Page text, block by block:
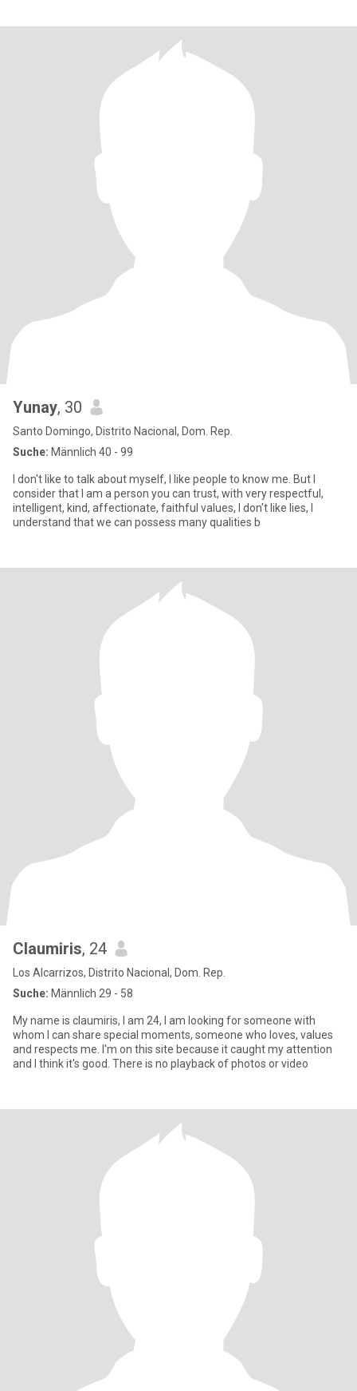
Yunay, 30
Santo Domingo, Distrito Nacional, Dom. Rep.
Suche: Männlich 40 - 99
I don't like to talk about myself, I like people to know me. But I
consider that I am a person you can trust, with very respectful,
intelligent, kind, affectionate, faithful values, I don't like lies, I
understand that we can possess many qualities b
Claumiris, 24
Los Alcarrizos, Distrito Nacional, Dom. Rep.
Suche: Männlich 29 - 58
My name is claumiris, I am 24, I am looking for someone with
whom I can share special moments, someone who loves, values ​​
and respects me. I'm on this site because it caught my attention
and I think it's good. There is no playback of photos or video